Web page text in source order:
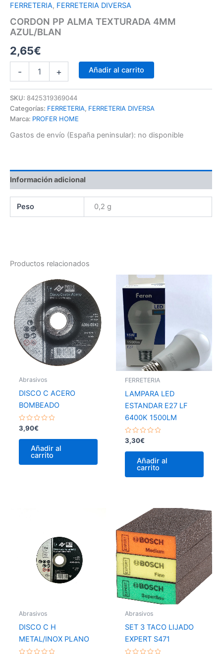
FERRETERIA, FERRETERIA DIVERSA
CORDON PP ALMA TEXTURADA 4MM
AZUL/BLAN
2,65€
- + Añadir al carrito
SKU: 8425319369044
Categorías: FERRETERIA, FERRETERIA DIVERSA
Marca: PROFER HOME
Gastos de envío (España peninsular): no disponible
Información adicional
Peso 0,2 g
Productos relacionados
Abrasivos
DISCO C ACERO
BOMBEADO
Valorado
con
0
3,90€
Añadir al
carrito
FERRETERIA
LAMPARA LED
ESTANDAR E27 LF
6400K 1500LM
Valorado
con
0
3,30€
Añadir al
carrito
Abrasivos
DISCO C H
METAL/INOX PLANO
Abrasivos
SET 3 TACO LIJADO
EXPERT S471